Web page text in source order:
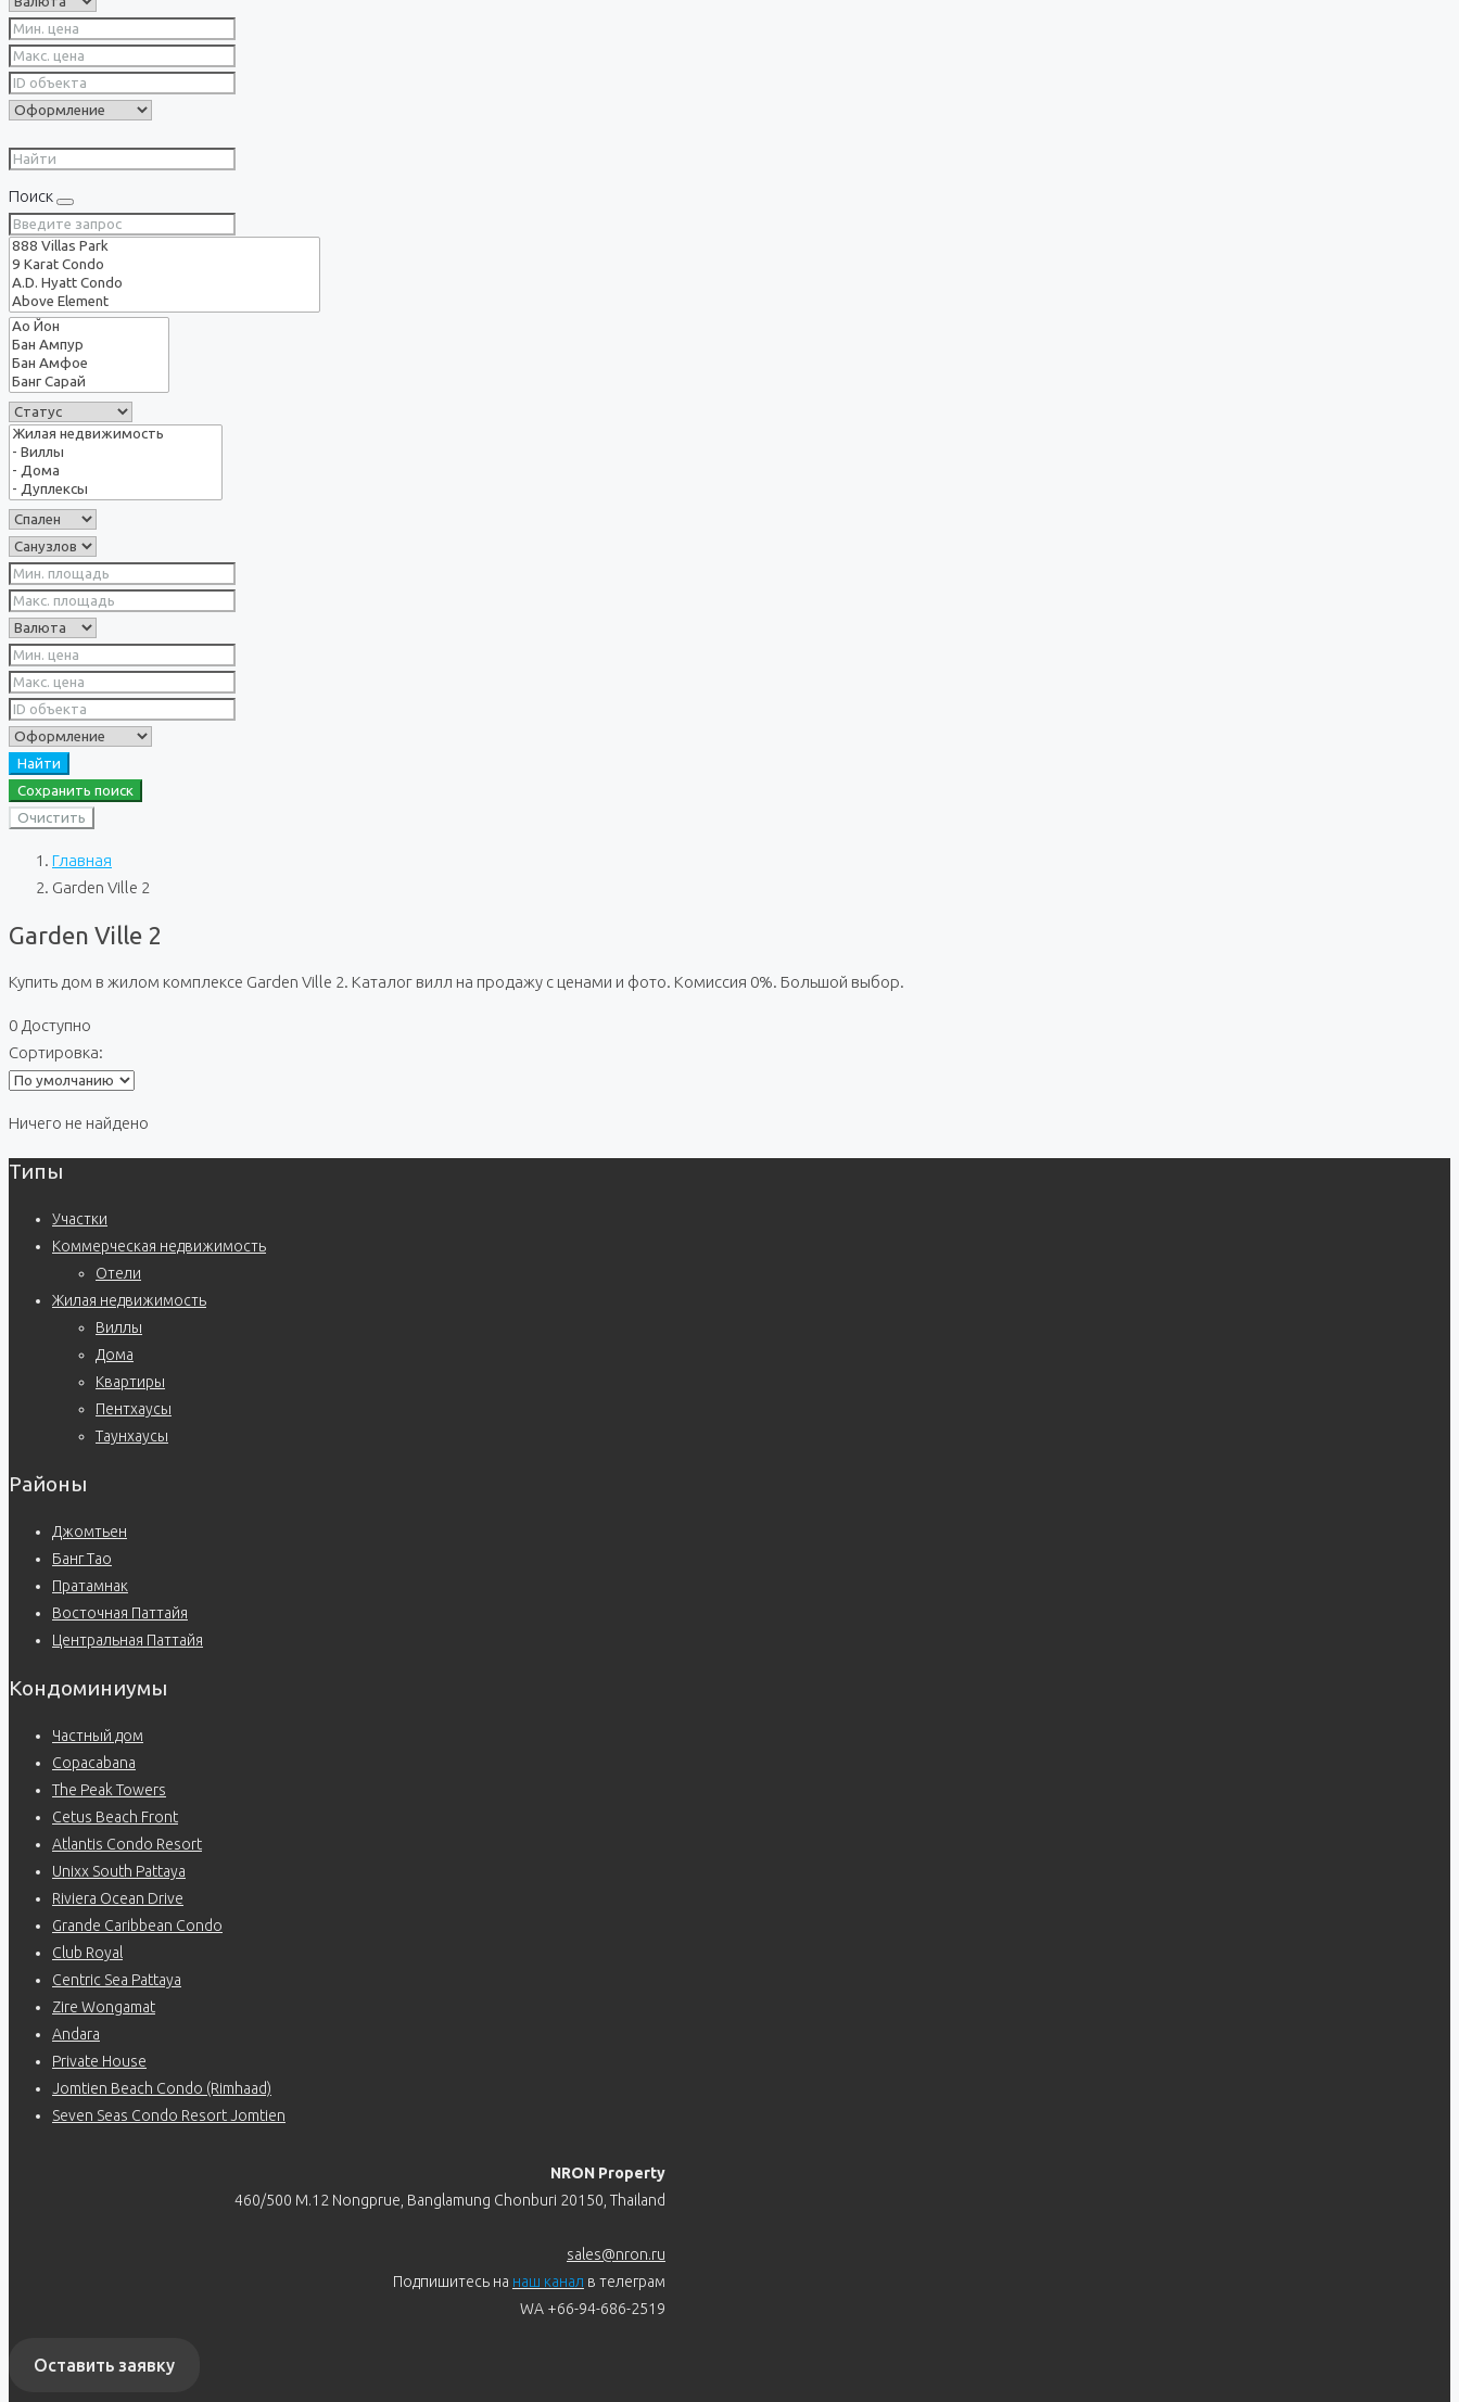
Поиск
Найти
Сохранить поиск
Очистить
Главная
Garden Ville 2
Garden Ville 2
Купить дом в жилом комплексе Garden Ville 2. Каталог вилл на продажу с ценами и фото. Комиссия 0%. Большой выбор.
0 Доступно
Сортировка:
Ничего не найдено
Типы
Участки
Коммерческая недвижимость
Отели
Жилая недвижимость
Виллы
Дома
Квартиры
Пентхаусы
Таунхаусы
Районы
Джомтьен
Банг Тао
Пратамнак
Восточная Паттайя
Центральная Паттайя
Кондоминиумы
Частный дом
Copacabana
The Peak Towers
Cetus Beach Front
Atlantis Condo Resort
Unixx South Pattaya
Riviera Ocean Drive
Grande Caribbean Condo
Club Royal
Centric Sea Pattaya
Zire Wongamat
Andara
Private House
Jomtien Beach Condo (Rimhaad)
Seven Seas Condo Resort Jomtien
NRON Property
460/500 M.12 Nongprue, Banglamung Chonburi 20150, Thailand
sales@nron.ru
Подпишитесь на наш канал в телеграм
WA +66-94-686-2519
Оставить заявку